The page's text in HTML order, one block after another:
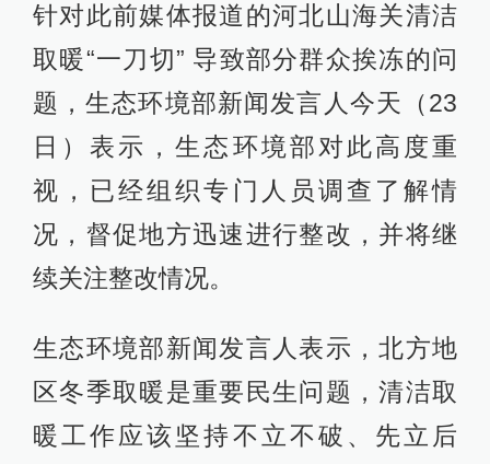
针对此前媒体报道的河北山海关清洁
取暖“一刀切” 导致部分群众挨冻的问
题，生态环境部新闻发言人今天（23
日）表示，生态环境部对此高度重
视，已经组织专门人员调查了解情
况，督促地方迅速进行整改，并将继
续关注整改情况。
生态环境部新闻发言人表示，北方地
区冬季取暖是重要民生问题，清洁取
暖工作应该坚持不立不破、先立后